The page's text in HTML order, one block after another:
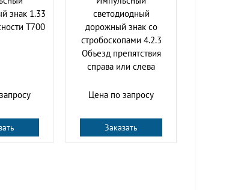
знак 1.33
Т700
cветодиодный
дорожный знак со
стробоскопами 4.2.3
Объезд препятствия
справа или слева
Цена по запросу
Заказать